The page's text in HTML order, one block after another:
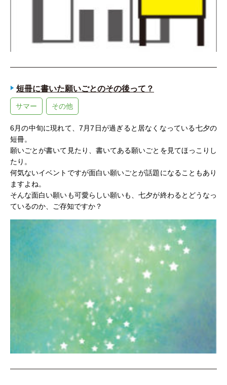
短冊に書いた願いごとのその後って？
サマー その他
6月の中旬に現れて、7月7日が過ぎると居なくなっている七夕の
短冊。
願いごとが書いて見たり、書いてある願いごとを見てほっこりし
たり。
何気ないイベントですが面白い願いごとが話題になることもあり
ますよね。
そんな面白い願いも可愛らしい願いも、七夕が終わるとどうなっ
ているのか、ご存知ですか？